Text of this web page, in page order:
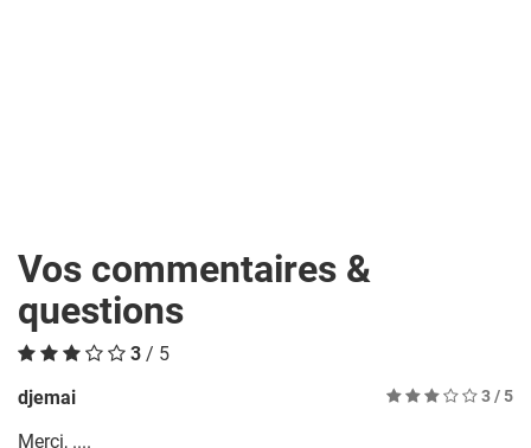
Vos commentaires &
questions
3 / 5
djemai
3/ 5
Merci, ....